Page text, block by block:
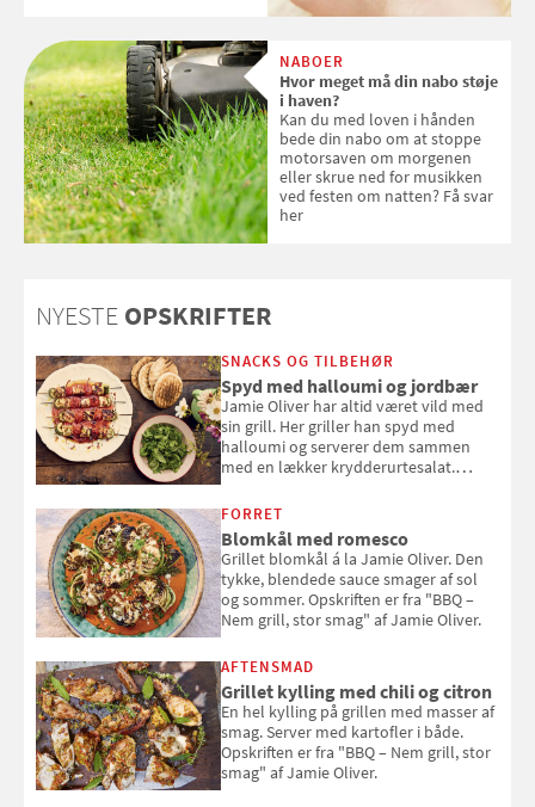
med SPF kan erstatte
solcreme, når man bevæger
sig ud i solen
NABOER
Hvor meget må din nabo støje
i haven?
Kan du med loven i hånden
bede din nabo om at stoppe
motorsaven om morgenen
eller skrue ned for musikken
ved festen om natten? Få svar
her
NYESTE OPSKRIFTER
SNACKS OG TILBEHØR
Spyd med halloumi og jordbær
Jamie Oliver har altid været vild med
sin grill. Her griller han spyd med
halloumi og serverer dem sammen
med en lækker krydderurtesalat.
smag" af Jamie Oliver.
FORRET
Blomkål med romesco
Grillet blomkål á la Jamie Oliver. Den
tykke, blendede sauce smager af sol
og sommer. Opskriften er fra "BBQ –
Nem grill, stor smag" af Jamie Oliver.
AFTENSMAD
Grillet kylling med chili og citron
En hel kylling på grillen med masser af
smag. Server med kartofler i både.
Opskriften er fra "BBQ – Nem grill, stor
smag" af Jamie Oliver.